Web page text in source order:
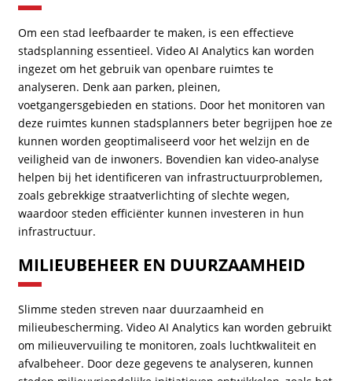
Om een stad leefbaarder te maken, is een effectieve
stadsplanning essentieel. Video AI Analytics kan worden
ingezet om het gebruik van openbare ruimtes te
analyseren. Denk aan parken, pleinen,
voetgangersgebieden en stations. Door het monitoren van
deze ruimtes kunnen stadsplanners beter begrijpen hoe ze
kunnen worden geoptimaliseerd voor het welzijn en de
veiligheid van de inwoners. Bovendien kan video-analyse
helpen bij het identificeren van infrastructuurproblemen,
zoals gebrekkige straatverlichting of slechte wegen,
waardoor steden efficiënter kunnen investeren in hun
infrastructuur.
MILIEUBEHEER EN DUURZAAMHEID
Slimme steden streven naar duurzaamheid en
milieubescherming. Video AI Analytics kan worden gebruikt
om milieuvervuiling te monitoren, zoals luchtkwaliteit en
afvalbeheer. Door deze gegevens te analyseren, kunnen